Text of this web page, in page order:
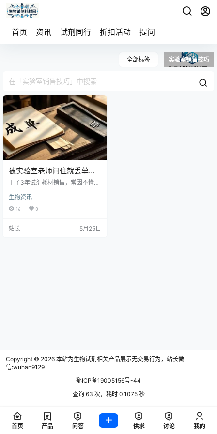
首页 资讯 试剂同行 折扣活动 提问
全部标签 实验室销售技巧
被实验室老师问住就丢单？
试剂销售老手：背下这30个
单
干了3年试剂耗材销售，常因不懂实
立“以客户为中心的应答系统”。本文
从100+丢单案例提炼出30个高频问
品替代等场景。同时提供3个“实验
生物资讯
16 0
站长 5月25日
Copyright © 2026 本站为生物试剂相关产品展示无交易行为，站长微
信:wuhan9129
鄂ICP备19005156号-44
查询 63 次，耗时 0.1075 秒
首页 产品 问答 供求 讨论 我的